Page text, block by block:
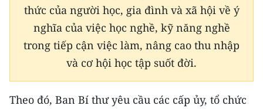
thức của người học, gia đình và xã hội về ý
nghĩa của việc học nghề, kỹ năng nghề
trong tiếp cận việc làm, nâng cao thu nhập
và cơ hội học tập suốt đời.
Theo đó, Ban Bí thư yêu cầu các cấp ủy, tổ chức